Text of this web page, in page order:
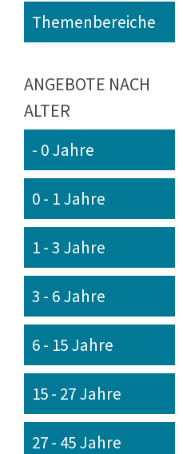
Themenbereiche
ANGEBOTE NACH
ALTER
- 0 Jahre
0 - 1 Jahre
1 - 3 Jahre
3 - 6 Jahre
6 - 15 Jahre
15 - 27 Jahre
27 - 45 Jahre